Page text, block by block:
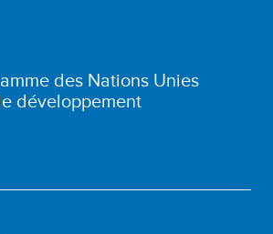
des Nations Unies
développement